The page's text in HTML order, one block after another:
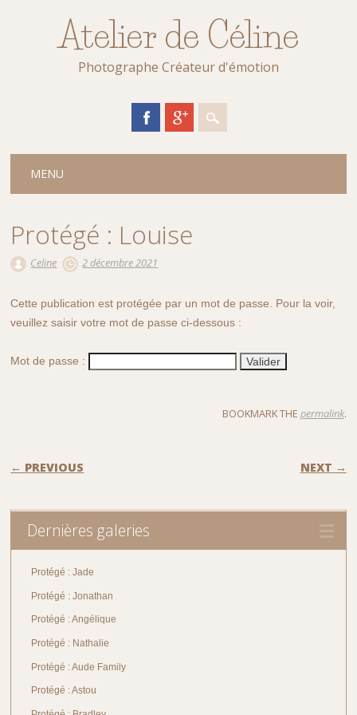
Atelier de Céline
Photographe Créateur d'émotion
Main menu
MENU
Protégé : Louise
Celine 2 décembre 2021
Cette publication est protégée par un mot de passe. Pour la voir,
veuillez saisir votre mot de passe ci-dessous :
Mot de passe :
BOOKMARK THE permalink.
POST NAVIGATION
← PREVIOUS NEXT →
Dernières galeries
Protégé : Jade
Protégé : Jonathan
Protégé : Angélique
Protégé : Nathalie
Protégé : Aude Family
Protégé : Astou